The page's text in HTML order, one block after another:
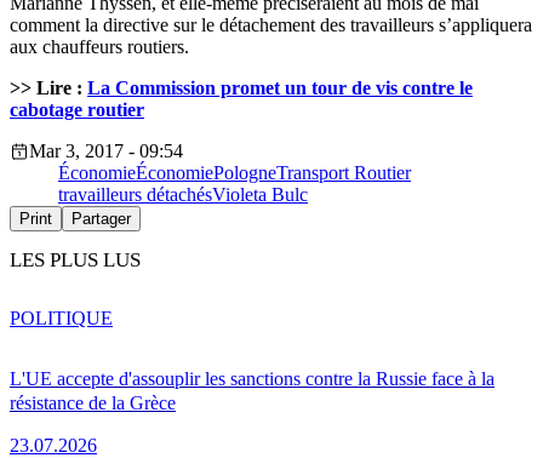
comment la directive sur le détachement des travailleurs s’appliquera
aux chauffeurs routiers.
>> Lire : La Commission promet un tour de vis contre le
cabotage routier
Mar 3, 2017 - 09:54
ÉconomieÉconomiePologneTransport Routier
travailleurs détachésVioleta Bulc
Print Partager
LES PLUS LUS
L'UE accepte d'assouplir les sanctions contre la Russie face à la
résistance de la Grèce
23.07.2026
POLITIQUE